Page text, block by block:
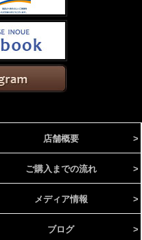
店舗概要 >
ご購入までの流れ >
メディア情報 >
ブログ >